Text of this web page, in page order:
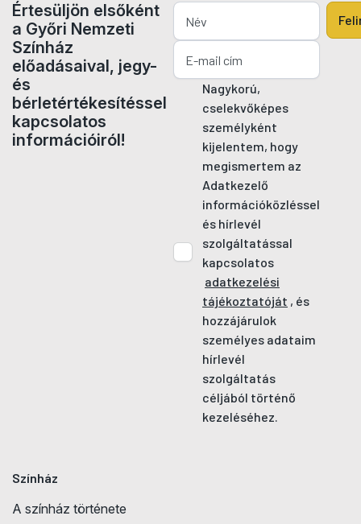
Értesüljön elsőként
a Győri Nemzeti
Színház
előadásaival, jegy-
és
bérletértékesítéssel
kapcsolatos
információiról!
Nagykorú,
cselekvőképes
személyként
kijelentem, hogy
megismertem az
Adatkezelő
információközléssel
és hírlevél
szolgáltatással
kapcsolatos
adatkezelési
tájékoztatóját , és
hozzájárulok
személyes adataim
hírlevél
szolgáltatás
céljából történő
kezeléséhez.
Színház
A színház története